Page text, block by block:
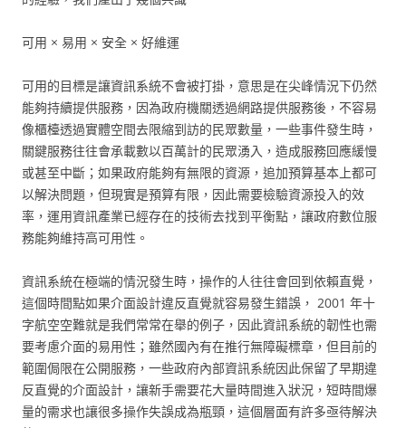
可用 × 易用 × 安全 × 好維運
可用的目標是讓資訊系統不會被打掛，意思是在尖峰情況下仍然
能夠持續提供服務，因為政府機關透過網路提供服務後，不容易
像櫃檯透過實體空間去限縮到訪的民眾數量，一些事件發生時，
關鍵服務往往會承載數以百萬計的民眾湧入，造成服務回應緩慢
或甚至中斷；如果政府能夠有無限的資源，追加預算基本上都可
以解決問題，但現實是預算有限，因此需要檢驗資源投入的效
率，運用資訊產業已經存在的技術去找到平衡點，讓政府數位服
務能夠維持高可用性。
資訊系統在極端的情況發生時，操作的人往往會回到依賴直覺，
這個時間點如果介面設計違反直覺就容易發生錯誤， 2001 年十
字航空空難就是我們常常在舉的例子，因此資訊系統的韌性也需
要考慮介面的易用性；雖然國內有在推行無障礙標章，但目前的
範圍侷限在公開服務，一些政府內部資訊系統因此保留了早期違
反直覺的介面設計，讓新手需要花大量時間進入狀況，短時間爆
量的需求也讓很多操作失誤成為瓶頸，這個層面有許多亟待解決